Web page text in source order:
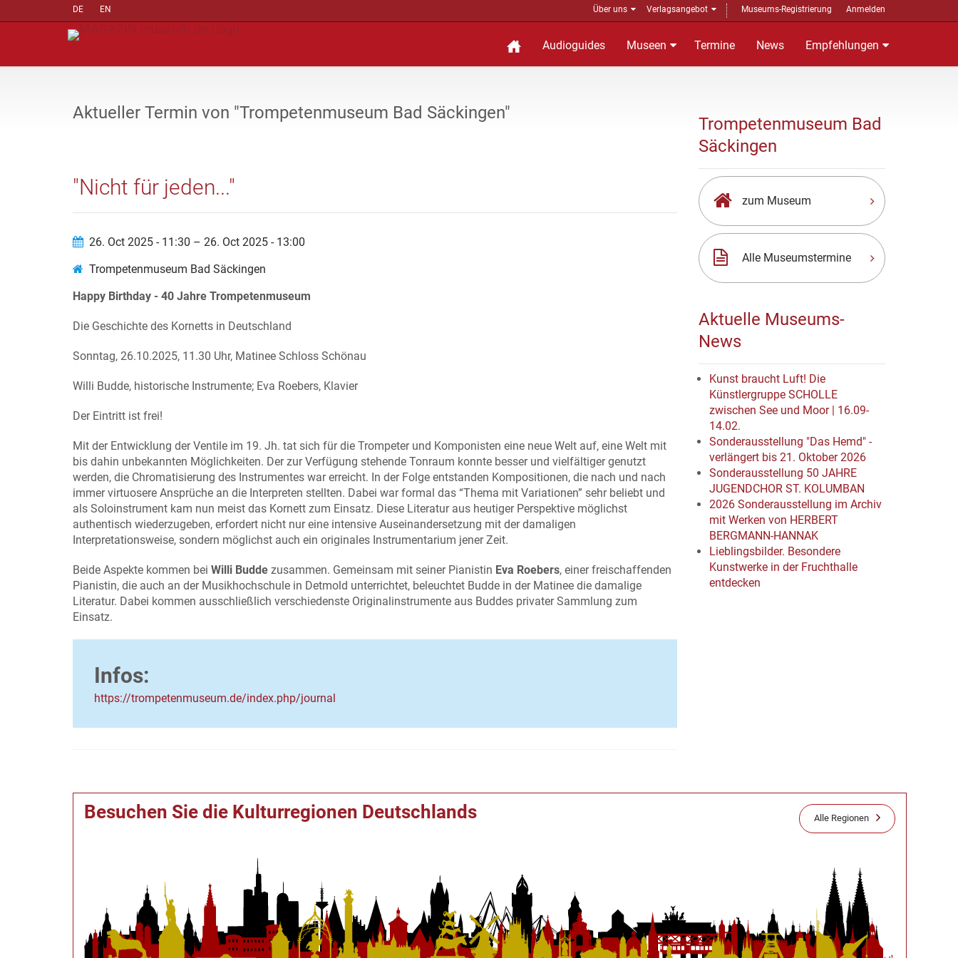
DE EN Über uns Verlagsangebot Museums-Registrierung Anmelden
Audioguides Museen Termine News Empfehlungen
Aktueller Termin von "Trompetenmuseum Bad Säckingen"
"Nicht für jeden..."
26. Oct 2025 - 11:30 – 26. Oct 2025 - 13:00
Trompetenmuseum Bad Säckingen
Happy Birthday - 40 Jahre Trompetenmuseum
Die Geschichte des Kornetts in Deutschland
Sonntag, 26.10.2025, 11.30 Uhr, Matinee Schloss Schönau
Willi Budde, historische Instrumente; Eva Roebers, Klavier
Der Eintritt ist frei!
Mit der Entwicklung der Ventile im 19. Jh. tat sich für die Trompeter und Komponisten eine neue Welt auf, eine Welt mit
bis dahin unbekannten Möglichkeiten. Der zur Verfügung stehende Tonraum konnte besser und vielfältiger genutzt
werden, die Chromatisierung des Instrumentes war erreicht. In der Folge entstanden Kompositionen, die nach und nach
immer virtuosere Ansprüche an die Interpreten stellten. Dabei war formal das “Thema mit Variationen” sehr beliebt und
als Soloinstrument kam nun meist das Kornett zum Einsatz. Diese Literatur aus heutiger Perspektive möglichst
authentisch wiederzugeben, erfordert nicht nur eine intensive Auseinandersetzung mit der damaligen
Interpretationsweise, sondern möglichst auch ein originales Instrumentarium jener Zeit.
Beide Aspekte kommen bei Willi Budde zusammen. Gemeinsam mit seiner Pianistin Eva Roebers, einer freischaffenden
Pianistin, die auch an der Musikhochschule in Detmold unterrichtet, beleuchtet Budde in der Matinee die damalige
Literatur. Dabei kommen ausschließlich verschiedenste Originalinstrumente aus Buddes privater Sammlung zum
Einsatz.
Infos:
https://trompetenmuseum.de/index.php/journal
Besuchen Sie die Kulturregionen Deutschlands Alle Regionen
Trompetenmuseum Bad
Säckingen
zum Museum
Alle Museumstermine
Aktuelle Museums-
News
Kunst braucht Luft! Die
Künstlergruppe SCHOLLE
zwischen See und Moor | 16.09-
14.02.
Sonderausstellung "Das Hemd" -
verlängert bis 21. Oktober 2026
Sonderausstellung 50 JAHRE
JUGENDCHOR ST. KOLUMBAN
2026 Sonderausstellung im Archiv
mit Werken von HERBERT
BERGMANN-HANNAK
Lieblingsbilder. Besondere
Kunstwerke in der Fruchthalle
entdecken